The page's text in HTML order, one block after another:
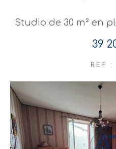
Studio de 30 m² en
39
REF :